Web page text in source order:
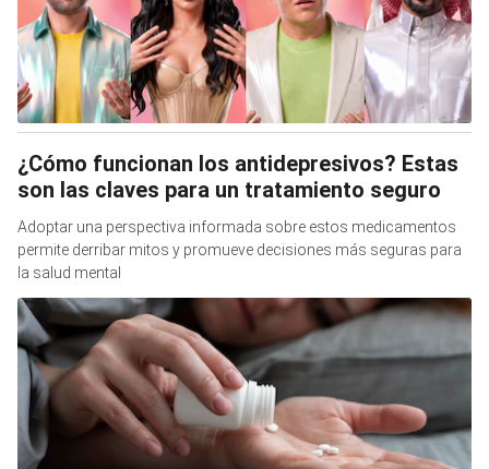
¿Cómo funcionan los antidepresivos? Estas
son las claves para un tratamiento seguro
Adoptar una perspectiva informada sobre estos medicamentos
permite derribar mitos y promueve decisiones más seguras para
la salud mental